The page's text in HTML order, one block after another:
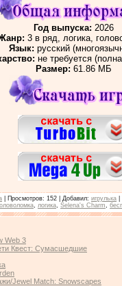
Год выпуска: 2026
3 в ряд, логика,
Язык: русский
не требуется
Размер: 61.86 МБ
Просмотров: 152 | Добавил: игрулька
логика Selena's Charm
Web 3
Квест: Сумасшедшие
Jewel Match: Snowscapes